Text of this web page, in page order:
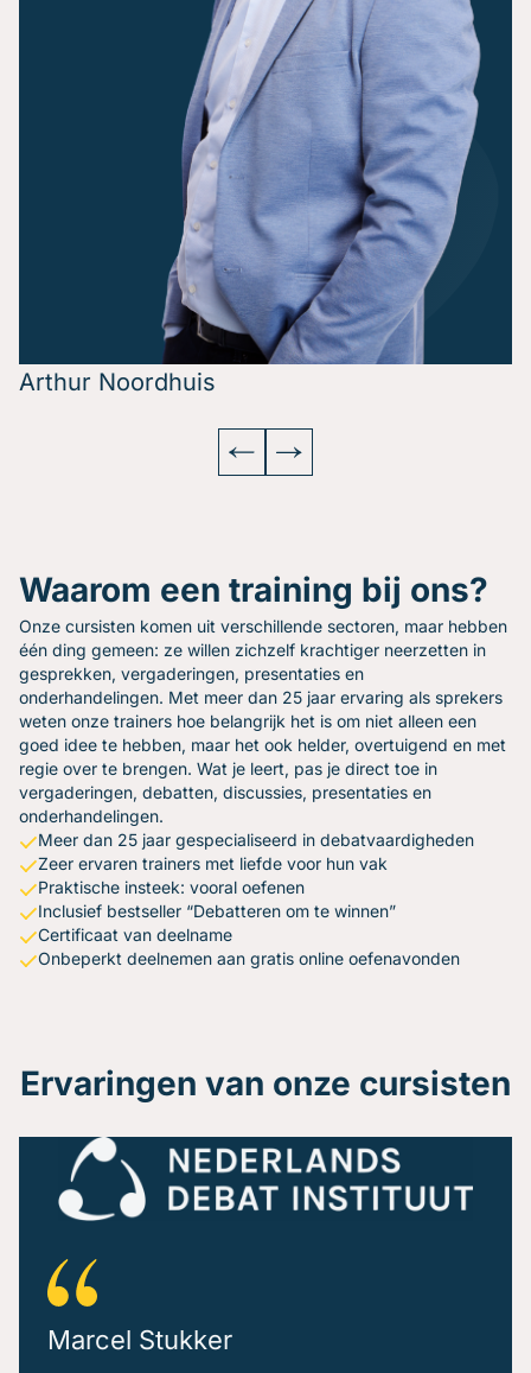
Arthur Noordhuis
Waarom een training bij ons?
Onze cursisten komen uit verschillende sectoren, maar hebben
één ding gemeen: ze willen zichzelf krachtiger neerzetten in
gesprekken, vergaderingen, presentaties en
onderhandelingen. Met meer dan 25 jaar ervaring als sprekers
weten onze trainers hoe belangrijk het is om niet alleen een
goed idee te hebben, maar het ook helder, overtuigend en met
regie over te brengen. Wat je leert, pas je direct toe in
vergaderingen, debatten, discussies, presentaties en
onderhandelingen.
Meer dan 25 jaar gespecialiseerd in debatvaardigheden
Zeer ervaren trainers met liefde voor hun vak
Praktische insteek: vooral oefenen
Inclusief bestseller “Debatteren om te winnen”
Certificaat van deelname
Onbeperkt deelnemen aan gratis online oefenavonden
Ervaringen van onze cursisten
Marcel Stukker